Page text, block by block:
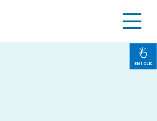
EN 1 CLIC